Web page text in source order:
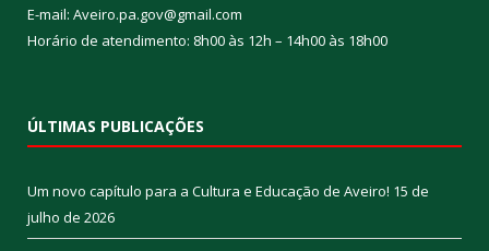
E-mail: Aveiro.pa.gov@gmail.com
Horário de atendimento: 8h00 às 12h – 14h00 às 18h00
ÚLTIMAS PUBLICAÇÕES
Um novo capítulo para a Cultura e Educação de Aveiro! 15 de
julho de 2026